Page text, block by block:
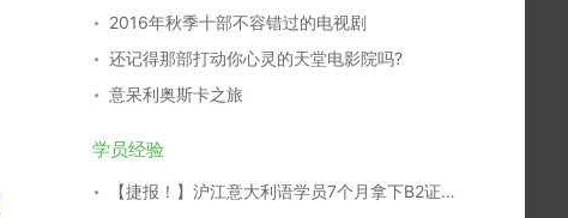
2016年秋季十部不容错过的电视剧
还记得那部打动你心灵的天堂电影院吗?
意呆利奥斯卡之旅
学员经验
【捷报！】沪江意大利语学员7个月拿下B2证书！